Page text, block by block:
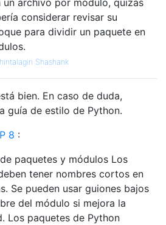
considerar revisar su
para dividir un paquete en
Shashank
bien. En caso de duda,
guía de estilo de Python.
8 :
paquetes y módulos Los
tener nombres cortos en
Se pueden usar guiones bajos
del módulo si mejora la
Los paquetes de Python